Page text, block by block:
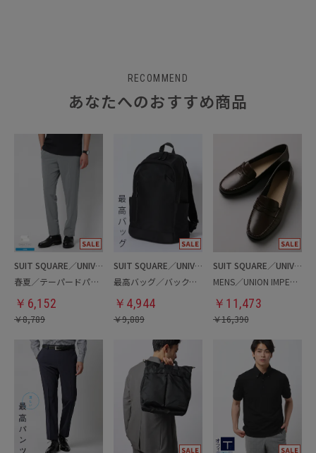
RECOMMEND
あなたへのおすすめ商品
SUIT SQUARE／UNIVERSAL LANGUAGE
春夏／テーパードパンツ
￥ 6,152
￥8,789
SUIT SQUARE／UNIVERSAL LANGUAGE
最高バッグ／バックパック
￥ 4,944
￥9,889
SUIT SQUARE／UNIVERSAL LANGUAGE
MENS／UNION IMPERIAL監修／コインローファー
￥ 11,473
￥16,390